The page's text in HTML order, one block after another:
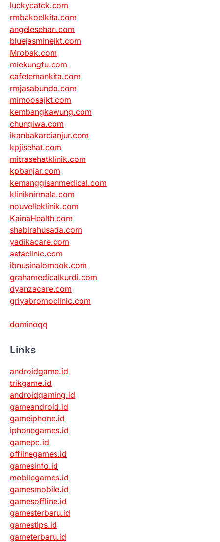
luckycatck.com
rmbakoelkita.com
angelesehan.com
bluejasminejkt.com
Mrobak.com
miekungfu.com
cafetemankita.com
rmjasabundo.com
mimoosajkt.com
kembangkawung.com
chungiwa.com
ikanbakarcianjur.com
kpjisehat.com
mitrasehatklinik.com
kpbanjar.com
kemanggisanmedical.com
kliniknirmala.com
nouvelleklinik.com
KainaHealth.com
shabirahusada.com
yadikacare.com
astaclinic.com
ibnusinalombok.com
grahamedicalkurdi.com
dyanzacare.com
griyabromoclinic.com
dominoqq
Links
androidgame.id
trikgame.id
androidgaming.id
gameandroid.id
gameiphone.id
iphonegames.id
gamepc.id
offlinegames.id
gamesinfo.id
mobilegames.id
gamesmobile.id
gamesoffline.id
gamesterbaru.id
gamestips.id
gameterbaru.id